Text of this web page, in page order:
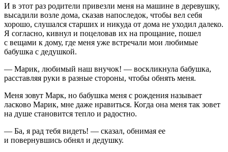
И в этот раз родители привезли меня на машине в деревушку,
высадили возле дома, сказав напоследок, чтобы вел себя
хорошо, слушался старших и никуда от дома не уходил далеко.
Я согласно, кивнул и поцеловав их на прощание, пошел
с вещами к дому, где меня уже встречали мои любимые
бабушка с дедушкой.
— Марик, любимый наш внучок! — воскликнула бабушка,
расставляя руки в разные стороны, чтобы обнять меня.
Меня зовут Марк, но бабушка меня с рождения называет
ласково Марик, мне даже нравиться. Когда она меня так зовет
на душе становится тепло и радостно.
— Ба, я рад тебя видеть! — сказал, обнимая ее
и повернувшись обнял и дедушку.